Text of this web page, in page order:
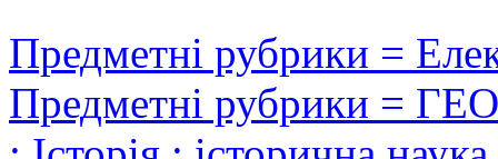
Предметні рубрики =
Предметні рубрики =